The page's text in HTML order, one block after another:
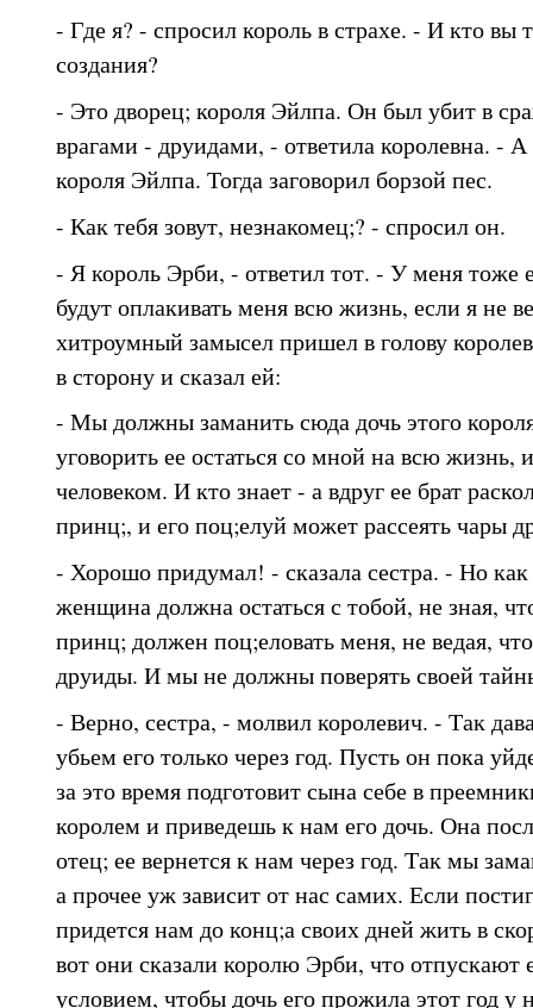
- Где я? - спросил король в страхе. - И кто вы
создания?
- Это дворец; короля Эйлпа. Он был убит в
врагами - друидами, - ответила королевна. -
короля Эйлпа. Тогда заговорил борзой пес.
- Как тебя зовут, незнакомец;? - спросил он.
- Я король Эрби, - ответил тот. - У меня тоже
будут оплакивать меня всю жизнь, если я не
хитроумный замысел пришел в голову
в сторону и сказал ей:
- Мы должны заманить сюда дочь этого
уговорить ее остаться со мной на всю жизнь,
человеком. И кто знает - а вдруг ее брат
принц;, и его поц;елуй может рассеять чары
- Хорошо придумал! - сказала сестра. - Но как
женщина должна остаться с тобой, не зная,
принц; должен поц;еловать меня, не ведая,
друиды. И мы не должны поверять своей
- Верно, сестра, - молвил королевич. - Так
убьем его только через год. Пусть он пока
за это время подготовит сына себе в
королем и приведешь к нам его дочь. Она
отец; ее вернется к нам через год. Так мы
а прочее уж зависит от нас самих. Если
придется нам до конц;а своих дней жить в
вот они сказали королю Эрби, что отпускают
условием, чтобы дочь его прожила этот год